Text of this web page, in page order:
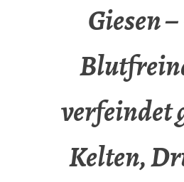
Giesen –
verfeindet
Kelten,